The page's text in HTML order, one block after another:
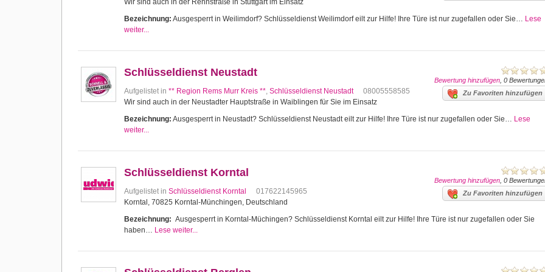
Wir sind auch in der Rennstraße in Stuttgart im Einsatz
Bezeichnung: Ausgesperrt in Weilimdorf? Schlüsseldienst Weilimdorf eilt zur Hilfe! Ihre Türe ist nur zugefallen oder Sie… Lese
weiter...
Bewertung hinzufügen , 0
Schlüsseldienst Neustadt
Aufgelistet in ** Region Rems Murr Kreis **, Schlüsseldienst Neustadt Zu Favoriten hinzufügen
08005558585
Wir sind auch in der Neustadter Hauptstraße in Waiblingen für Sie im Einsatz
Bezeichnung: Ausgesperrt in Neustadt? Schlüsseldienst Neustadt eilt zur Hilfe! Ihre Türe ist nur zugefallen oder Sie… Lese
weiter...
Bewertung hinzufügen , 0
Schlüsseldienst Korntal
Aufgelistet in Schlüsseldienst Korntal Zu Favoriten hinzufügen
017622145965
Korntal, 70825 Korntal-Münchingen, Deutschland
Bezeichnung: Ausgesperrt in Korntal-Müchingen? Schlüsseldienst Korntal eilt zur Hilfe! Ihre Türe ist nur zugefallen oder Sie
haben… Lese weiter...